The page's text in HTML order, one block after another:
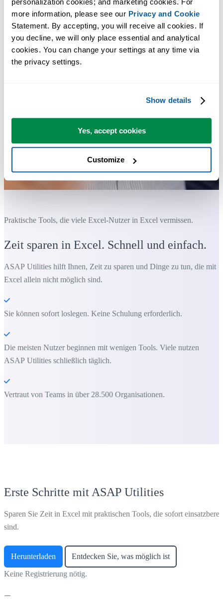
more information, please see our Privacy and Cookie
Statement. By accepting, you will receive all cookies. If
you decline, we will only place essential and analytical
cookies. You can change your settings at any time via
the privacy settings.
Show details
Yes, accept cookies
Customize
Praktische Tools, die viele Excel-Nutzer in Excel vermissen.
Zeit sparen in Excel. Schnell und einfach.
ASAP Utilities hilft Ihnen, Zeit zu sparen und Dinge zu tun, die mit
Excel allein nicht möglich sind.
Sie können sofort loslegen. Keine Schulung erforderlich.
Die meisten Nutzer beginnen mit wenigen Tools. Viele nutzen
ASAP Utilities schließlich täglich.
Vertraut von Teams in über 28.500 Organisationen.
Erste Schritte mit ASAP Utilities
Sparen Sie Zeit in Excel mit praktischen Tools, die sofort einsatzbereit
sind.
Herunterladen Entdecken Sie, was möglich ist
Keine Registrierung nötig.